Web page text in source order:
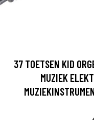
37 TOETSEN KID
MUZIEK